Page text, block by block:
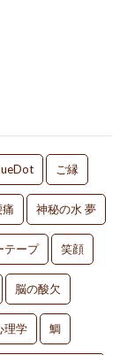
ご縁
痛 神秘の水 夢
テープ 笑顔
脳の酸欠
理学 鯛